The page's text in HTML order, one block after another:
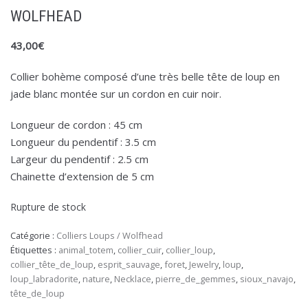
WOLFHEAD
43,00€
Collier bohème composé d’une très belle tête de loup en
jade blanc montée sur un cordon en cuir noir.
Longueur de cordon : 45 cm
Longueur du pendentif : 3.5 cm
Largeur du pendentif : 2.5 cm
Chainette d’extension de 5 cm
Rupture de stock
Catégorie : Colliers Loups / Wolfhead
Étiquettes : animal_totem, collier_cuir, collier_loup,
collier_tête_de_loup, esprit_sauvage,foret, Jewelry, loup,
loup_labradorite, nature, Necklace, pierre_de_gemmes, sioux_navajo,
tête_de_loup